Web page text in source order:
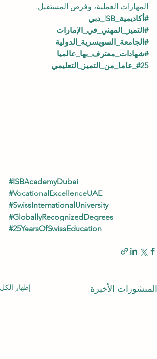
المهارات العملية، وفرص المستقبل.
#أكاديمية_ISB_دبي
#التميز_المهني_في_الإمارات
#الجامعة_السويسرية_الدولية
#شهادات_معترف_بها_عالميا
#25_عاما_من_التميز_التعليمي
#ISBAcademyDubai
#VocationalExcellenceUAE
#SwissInternationalUniversity
#GloballyRecognizedDegrees
#25YearsOfSwissEducation
المنشورات الأخيرة إظهار الكل